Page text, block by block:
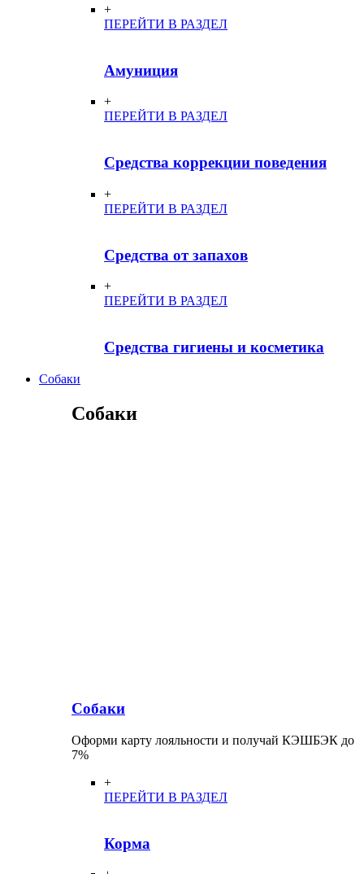
+
ПЕРЕЙТИ В РАЗДЕЛ
Амуниция
+
ПЕРЕЙТИ В РАЗДЕЛ
Средства коррекции поведения
+
ПЕРЕЙТИ В РАЗДЕЛ
Средства от запахов
+
ПЕРЕЙТИ В РАЗДЕЛ
Средства гигиены и косметика
Собаки
Собаки
Собаки
Оформи карту лояльности и получай КЭШБЭК до
7%
+
ПЕРЕЙТИ В РАЗДЕЛ
Корма